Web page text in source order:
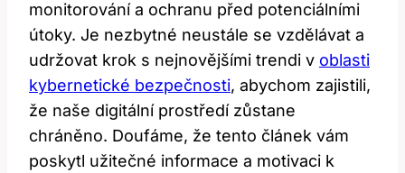
monitorování a ochranu před potenciálními
útoky. Je nezbytné neustále se vzdělávat a
udržovat krok s nejnovějšími trendi v oblasti
kybernetické bezpečnosti, abychom zajistili,
že naše digitální prostředí zůstane
chráněno. Doufáme, že tento článek vám
poskytl užitečné informace a motivaci k